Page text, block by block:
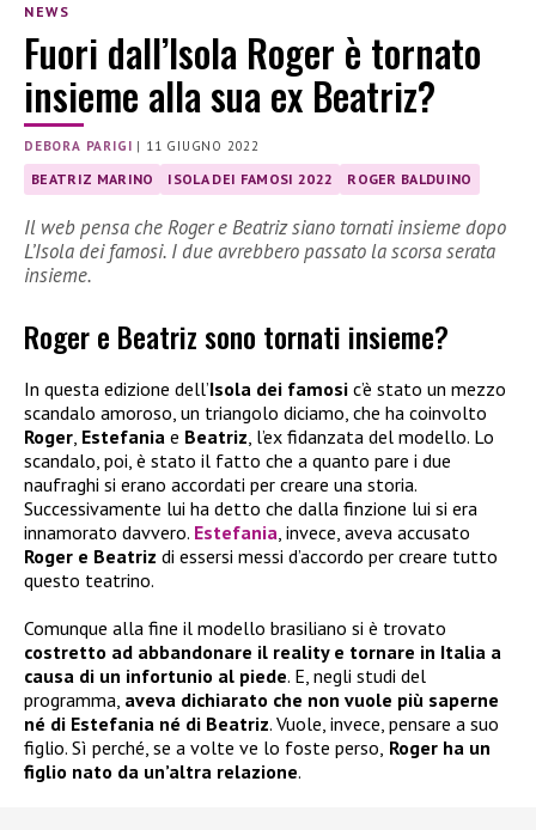
NEWS
Fuori dall’Isola Roger è tornato
insieme alla sua ex Beatriz?
DEBORA PARIGI | 11 GIUGNO 2022
BEATRIZ MARINO ISOLA DEI FAMOSI 2022 ROGER BALDUINO
Il web pensa che Roger e Beatriz siano tornati insieme dopo
L’Isola dei famosi. I due avrebbero passato la scorsa serata
insieme.
Roger e Beatriz sono tornati insieme?
In questa edizione dell’Isola dei famosi c’è stato un mezzo
scandalo amoroso, un triangolo diciamo, che ha coinvolto
Roger Estefania e Beatriz , l’ex fidanzata del modello. Lo
scandalo, poi, è stato il fatto che a quanto pare i due
naufraghi si erano accordati per creare una storia.
Successivamente lui ha detto che dalla finzione lui si era
innamorato davvero. Estefania , invece, aveva accusato
Roger e Beatriz di essersi messi d’accordo per creare tutto
questo teatrino.
Comunque alla fine il modello brasiliano si è trovato
costretto ad abbandonare il reality e tornare in Italia a
causa di un infortunio al piede. E, negli studi del
programma, aveva dichiarato che non vuole più saperne
né di Estefania né di Beatriz. Vuole, invece, pensare a suo
figlio. Sì perché, se a volte ve lo foste perso, Roger ha un
figlio nato da un’altra relazione.